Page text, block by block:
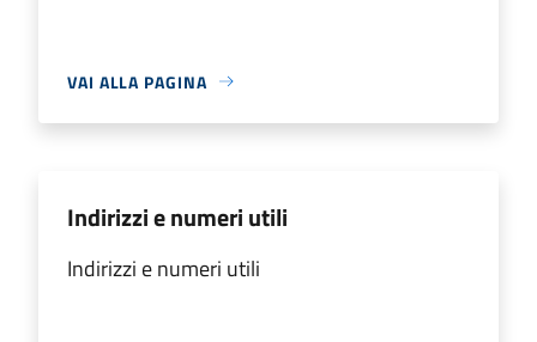
VAI ALLA PAGINA
Indirizzi e numeri utili
Indirizzi e numeri utili